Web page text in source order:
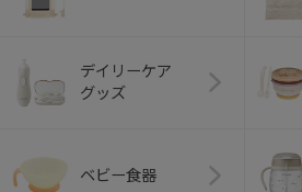
デイリーケア
グッズ
ベビー食器